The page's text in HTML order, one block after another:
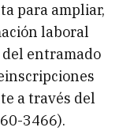
para ampliar,
laboral
entramado
a través del
3466).